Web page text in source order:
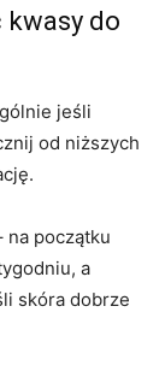
do
jeśli
od niższych
na początku
a
skóra dobrze